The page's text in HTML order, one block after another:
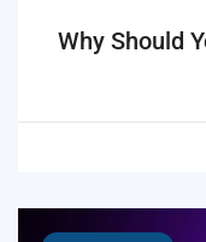
Why Should